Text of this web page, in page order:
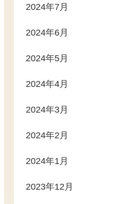
2024年7月
2024年6月
2024年5月
2024年4月
2024年3月
2024年2月
2024年1月
2023年12月